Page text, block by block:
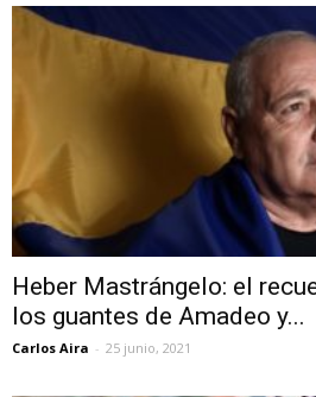
Heber Mastrángelo: el
los guantes de Amadeo y...
Carlos Aira - 25 junio, 2021